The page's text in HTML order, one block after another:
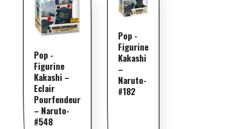
Pop -
Figurine
Kakashi –
Eclair
Pourfendeur
– Naruto-
#548
Pop -
Figurine
Kakashi
–
Naruto-
#182